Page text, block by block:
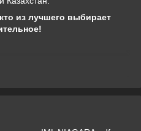
из лучшего выбирает